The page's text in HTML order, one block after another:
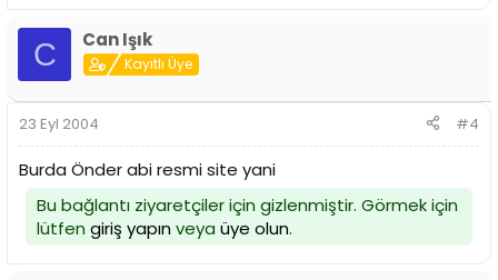
C Can Işık
Kayıtlı Üye
23 Eyl 2004 #4
Burda Önder abi resmi site yani
Bu bağlantı ziyaretçiler için gizlenmiştir. Görmek için
lütfen giriş yapınveya üye olun.